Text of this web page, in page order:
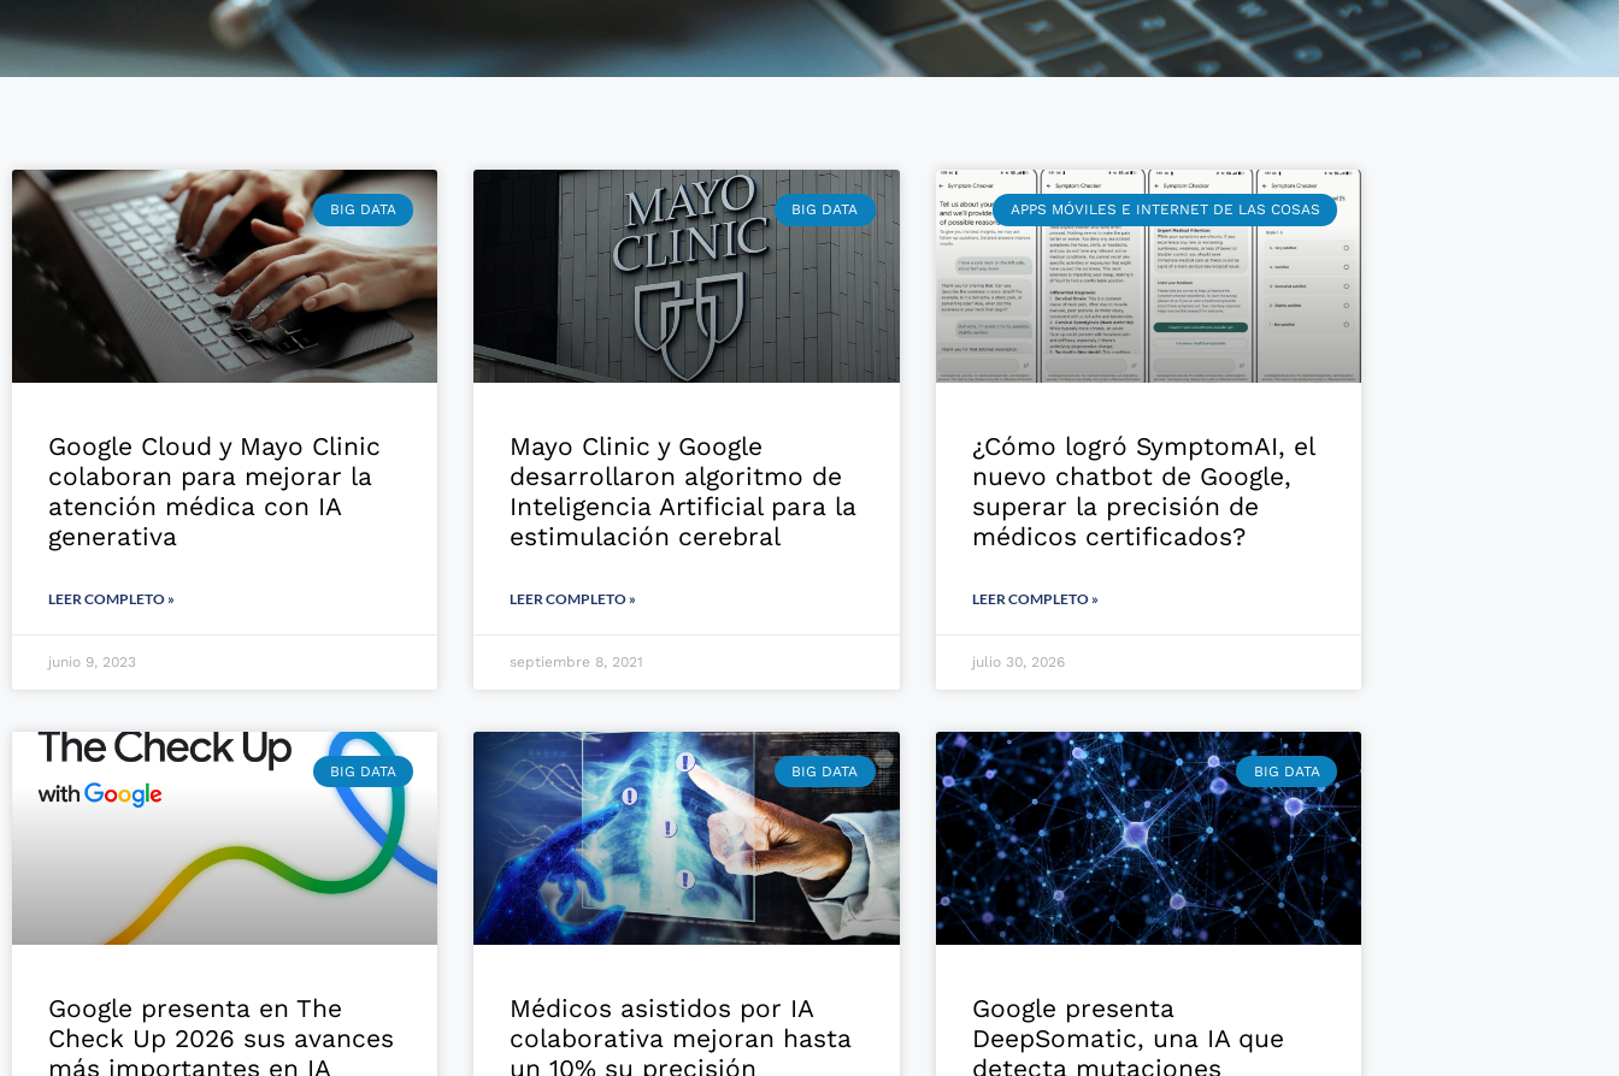
BIG DATA
Google Cloud y Mayo Clinic
colaboran para mejorar la
atención médica con IA
generativa
LEER COMPLETO »
junio 9, 2023
BIG DATA
Mayo Clinic y Google
desarrollaron algoritmo de
Inteligencia Artificial para la
estimulación cerebral
LEER COMPLETO »
septiembre 8, 2021
APPS MÓVILES E INTERNET DE LAS COSAS
¿Cómo logró SymptomAI, el
nuevo chatbot de Google,
superar la precisión de
médicos certificados?
LEER COMPLETO »
julio 30, 2026
BIG DATA
Google presenta en The
Check Up 2026 sus avances
más importantes en IA
BIG DATA
Médicos asistidos por IA
colaborativa mejoran hasta
un 10% su precisión
BIG DATA
Google presenta
DeepSomatic, una IA que
detecta mutaciones